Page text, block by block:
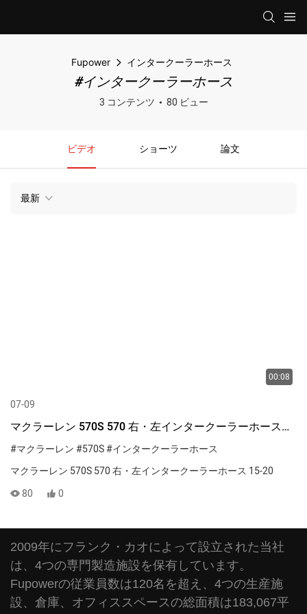
Fupower インタークーラーホース
#インタークーラーホース
3 コンテンツ 80 ビュー
ビデオ ショーツ 論文
最新
00:08
07-09
マクラーレン 570S 570 右・左インタークーラーホース
15-20
#マクラーレン#570S#インタークーラーホース
マクラーレン 570S 570 右・左インタークーラーホース 15-20
80
0
2009年にフランク・カオによって設立された当社
は、4つの専門製造施設を保有しています。
Fupowerの従業員数は120名を超え、4つの生産施
設、倉庫、オフィススペースの総面積は183,067平